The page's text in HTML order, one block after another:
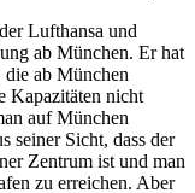
Lufthansa und
ab München. Er hat
die ab München
Kapazitäten nicht
auf München
seiner Sicht, dass der
Zentrum ist und man
zu erreichen. Aber